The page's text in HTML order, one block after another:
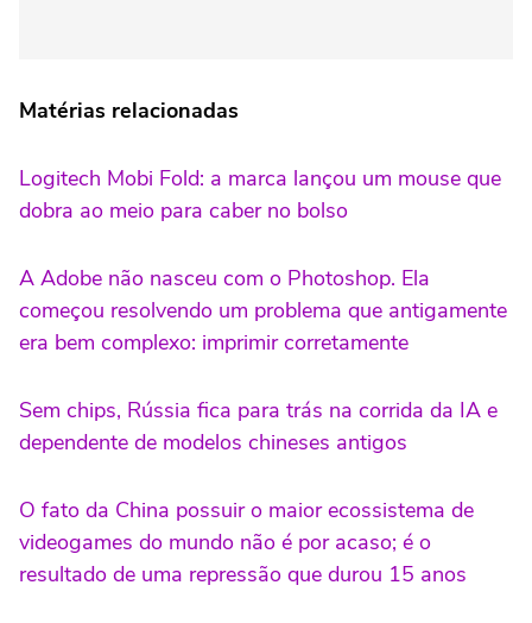
Matérias relacionadas
Logitech Mobi Fold: a marca lançou um mouse que
dobra ao meio para caber no bolso
A Adobe não nasceu com o Photoshop. Ela
começou resolvendo um problema que antigamente
era bem complexo: imprimir corretamente
Sem chips, Rússia fica para trás na corrida da IA e
dependente de modelos chineses antigos
O fato da China possuir o maior ecossistema de
videogames do mundo não é por acaso; é o
resultado de uma repressão que durou 15 anos